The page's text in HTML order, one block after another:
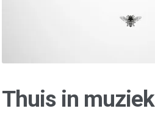
Thuis in muziek